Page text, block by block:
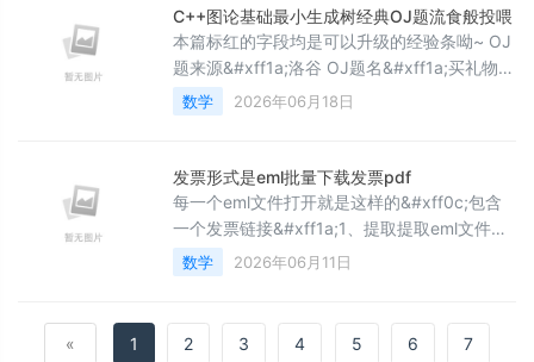
《rabbitmq》、《JavaWeb&#43;AI的talis学
习系统》、《苍穹外卖》目录一、前言
&#xff1a;为什么数组算法是算法入门核心
&#xff1
C++图论基础最小生成树经典OJ题流食般投喂
本篇标红的字段均是可以升级的经验条呦~ OJ
题来源&#xff1a;洛谷 OJ题名&#xff1a;买礼物
OJ题归属&#xff1a;图论基础【最小生成树】
解题算法&#xff1a;kruskal算法&#xff08;kk
法构造出来的生成树可能有若干个&#xff0c;顶
点有不连通的情况不影响他建树&#xff0c;
数学 2026年06月18日
发票形式是eml批量下载发票pdf
每一个eml文件打开就是这样的&#xff0c;包含
一个发票链接&#xff1a;1、提取提取eml文件中
的发票链接 # 批量提取200个eml文件的链接
地址&#xff0c;保存到发票链接.txt中&#xff0c;
email.policy import default #
数学 2026年06月11日
« 1 2 3 4 5 6 7